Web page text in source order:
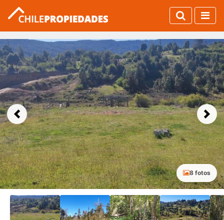
Previous Next
8 fotos